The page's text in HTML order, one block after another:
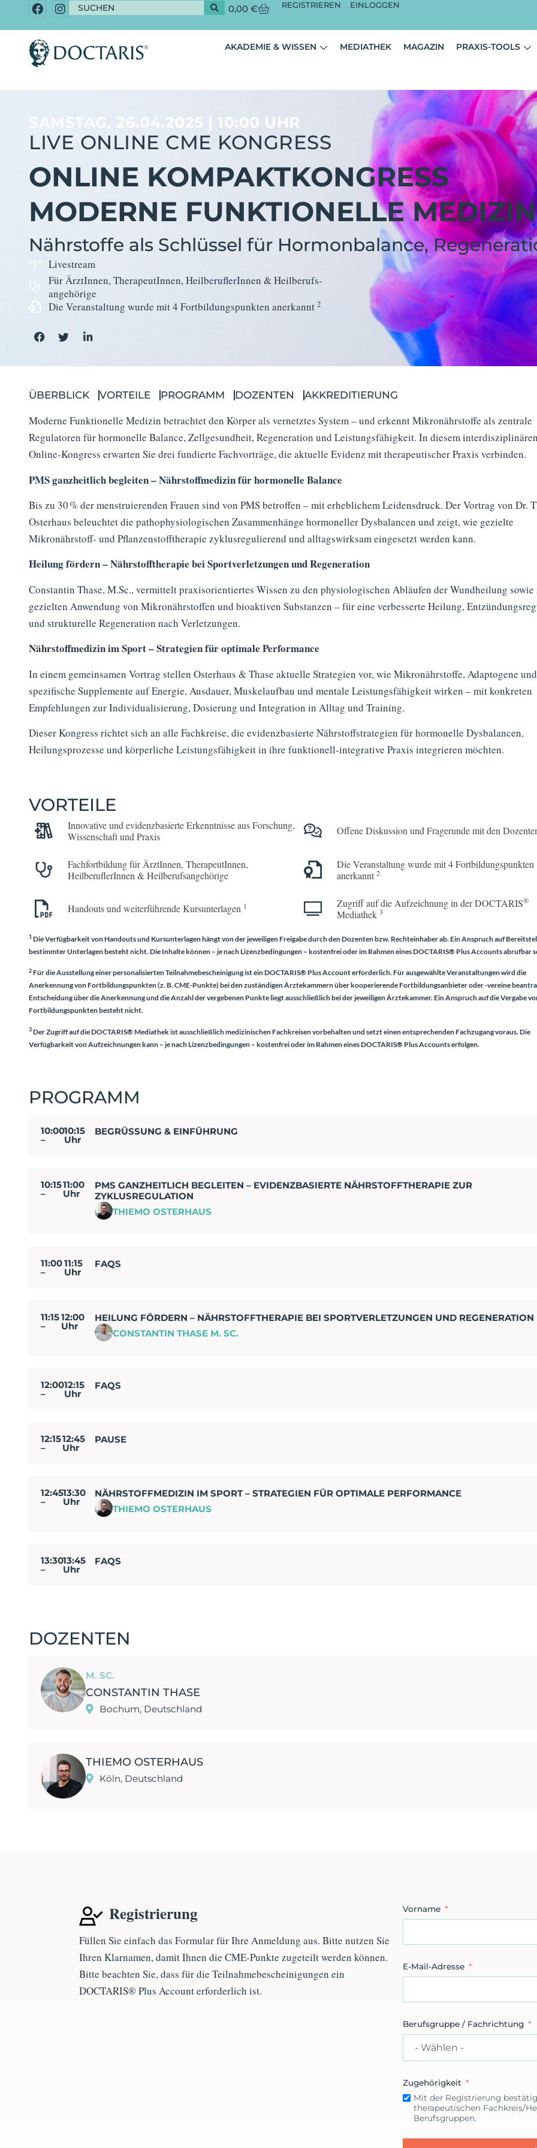
0,00€ REGISTRIEREN EINLOGGEN
AKADEMIE & WISSEN MEDIATHEK MAGAZIN PRAXIS-TOOLS
SAMSTAG, 26.04.2025 | 10:00 UHR
LIVE ONLINE CME KONGRESS
ONLINE KOMPAKTKONGRESS
MODERNE FUNKTIONELLE
Nährstoffe als Schlüssel für Hormonbalance,
Livestream
Für ÄrztInnen, TherapeutInnen, HeilberuflerInnen & Heilberufs­
angehörige
Die Veranstaltung wurde mit 4 Fortbildungs­punkten anerkannt2
ÜBERBLICK VORTEILE PROGRAMM DOZENTEN AKKREDITIERUNG
Moderne Funktionelle Medizin betrachtet den Körper als vernetztes System – und erkennt Mikronährstoffe als zentrale
Regulatoren für hormonelle Balance, Zellgesundheit, Regeneration und Leistungsfähigkeit. In diesem interdisziplinären
Online-Kongress erwarten Sie drei fundierte Fachvorträge, die aktuelle Evidenz mit therapeutischer Praxis verbinden.
PMS ganzheitlich begleiten – Nährstoffmedizin für hormonelle Balance
Bis zu 30 % der menstruierenden Frauen sind von PMS betroffen – mit erheblichem Leidensdruck. Der Vortrag von Dr.
Osterhaus beleuchtet die pathophysiologischen Zusammenhänge hormoneller Dysbalancen und zeigt, wie gezielte
Mikronährstoff- und Pflanzenstofftherapie zyklusregulierend und alltagswirksam eingesetzt werden kann.
Heilung fördern – Nährstofftherapie bei Sportverletzungen und Regeneration
Constantin Thase, M.Sc., vermittelt praxisorientiertes Wissen zu den physiologischen Abläufen der Wundheilung sowie
gezielten Anwendung von Mikronährstoffen und bioaktiven Substanzen – für eine verbesserte Heilung,
und strukturelle Regeneration nach Verletzungen.
Nährstoffmedizin im Sport – Strategien für optimale Performance
In einem gemeinsamen Vortrag stellen Osterhaus & Thase aktuelle Strategien vor, wie Mikronährstoffe, Adaptogene und
spezifische Supplemente auf Energie, Ausdauer, Muskelaufbau und mentale Leistungsfähigkeit wirken – mit konkreten
Empfehlungen zur Individualisierung, Dosierung und Integration in Alltag und Training.
Dieser Kongress richtet sich an alle Fachkreise, die evidenzbasierte Nährstoffstrategien für hormonelle Dysbalancen,
Heilungsprozesse und körperliche Leistungsfähigkeit in ihre funktionell-integrative Praxis integrieren möchten.
VORTEILE
Innovative und evidenzbasierte Erkenntnisse aus Forschung,
Wissenschaft und Praxis
Fach­fort­bildung für ÄrztInnen, TherapeutInnen,
HeilberuflerInnen & Heilberufs­angehörige
Handouts und weiterführende Kursunterlagen 1
Offene Diskussion und Fragerunde mit den
Die Veranstaltung wurde mit 4 Fortbildungs­punkten
anerkannt 2
Zugriff auf die Aufzeichnung in der DOCTARIS®
Mediathek 3
1Die Verfügbarkeit von Handouts und Kursunterlagen hängt von der jeweiligen Freigabe durch den Dozenten bzw. Rechteinhaber ab. Ein Anspruch auf
bestimmter Unterlagen besteht nicht. Die Inhalte können – je nach Lizenzbedingungen – kostenfrei oder im Rahmen einesDOCTARIS® Plus Accountsabrufbar
2Für die Ausstellung einer personalisierten Teilnahmebescheinigung ist einDOCTARIS® Plus Accounterforderlich. Für ausgewählte Veranstaltungen wird die
Anerkennung von Fortbildungspunkten (z. B. CME-Punkte) bei den zuständigen Ärztekammern über kooperierende Fortbildungsanbieter oder -vereine
Entscheidung über die Anerkennung und die Anzahl der vergebenen Punkte liegt ausschließlich bei der jeweiligen Ärztekammer. Ein Anspruch auf die Vergabe
Fortbildungspunkten besteht nicht.
3Der Zugriff auf die DOCTARIS® Mediathek ist ausschließlich medizinischen Fachkreisen vorbehalten und setzt einen entsprechenden Fachzugang voraus. Die
Verfügbarkeit von Aufzeichnungen kann – je nach Lizenzbedingungen – kostenfrei oder im Rahmen einesDOCTARIS® Plus Accountserfolgen.
PROGRAMM
10:00
–
10:15
Uhr
BEGRÜSSUNG & EINFÜHRUNG
10:15
–
11:00
Uhr
PMS GANZHEITLICH BEGLEITEN – EVIDENZBASIERTE NÄHRSTOFFTHERAPIE ZUR
ZYKLUSREGULATION
THIEMO OSTERHAUS
11:00
–
11:15
Uhr
FAQS
11:15
–
12:00
Uhr
HEILUNG FÖRDERN – NÄHRSTOFFTHERAPIE BEI SPORTVERLETZUNGEN UND REGENERATION
CONSTANTIN THASE M. SC.
12:00
–
12:15
Uhr
FAQS
12:15
–
12:45
Uhr
PAUSE
12:45
–
13:30
Uhr
NÄHRSTOFFMEDIZIN IM SPORT – STRATEGIEN FÜR OPTIMALE PERFORMANCE
THIEMO OSTERHAUS
13:30
–
13:45
Uhr
FAQS
DOZENTEN
M. SC.
CONSTANTIN THASE
Bochum, Deutschland
THIEMO OSTERHAUS
Köln, Deutschland
Registrierung
Füllen Sie einfach das Formular für Ihre Anmeldung aus. Bitte nutzen Sie
Ihren Klarnamen, damit Ihnen die CME-Punkte zugeteilt werden können.
Bitte beachten Sie, dass für die Teilnahmebescheinigungen ein
DOCTARIS® Plus Accounterforderlich ist.
Vorname
E-Mail-Adresse
Berufsgruppe / Fachrichtung
Zugehörigkeit
Mit der Registrierung
therapeutischen Fachkreis/
Berufsgruppen.